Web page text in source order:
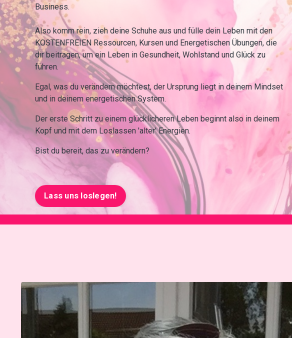
Business.
Also komm rein, zieh deine Schuhe aus und fülle dein Leben mit den
KOSTENFREIEN Ressourcen, Kursen und Energetischen Übungen, die
dir beitragen, um ein Leben in Gesundheit, Wohlstand und Glück zu
führen.
Egal, was du verändern möchtest, der Ursprung liegt in deinem Mindset
und in deinem energetischen System.
Der erste Schritt zu einem glücklicheren Leben beginnt also in deinem
Kopf und mit dem Loslassen 'alter' Energien.
Bist du bereit, das zu verändern?
Lass uns loslegen!